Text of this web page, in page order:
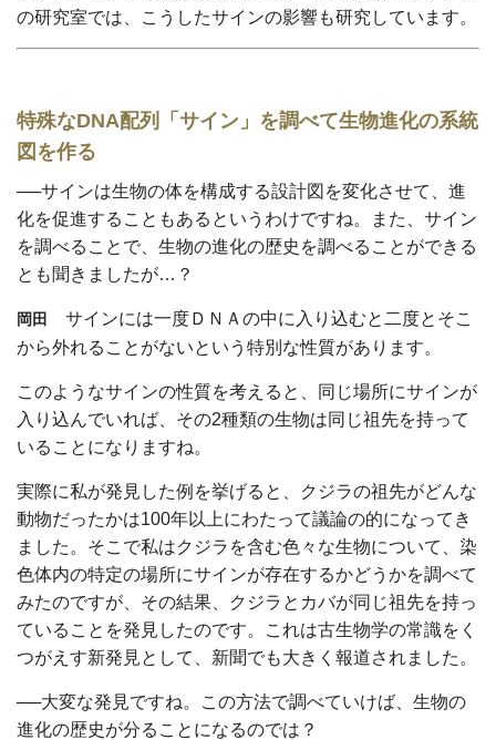
の研究室では、こうしたサインの影響も研究しています。
特殊なDNA配列「サイン」を調べて生物進化の系統
図を作る
──サインは生物の体を構成する設計図を変化させて、進
化を促進することもあるというわけですね。また、サイン
を調べることで、生物の進化の歴史を調べることができる
とも聞きましたが…？
岡田
サインには一度ＤＮＡの中に入り込むと二度とそこ
から外れることがないという特別な性質があります。
このようなサインの性質を考えると、同じ場所にサインが
入り込んでいれば、その2種類の生物は同じ祖先を持って
いることになりますね。
実際に私が発見した例を挙げると、クジラの祖先がどんな
動物だったかは100年以上にわたって議論の的になってき
ました。そこで私はクジラを含む色々な生物について、染
色体内の特定の場所にサインが存在するかどうかを調べて
みたのですが、その結果、クジラとカバが同じ祖先を持っ
ていることを発見したのです。これは古生物学の常識をく
つがえす新発見として、新聞でも大きく報道されました。
──大変な発見ですね。この方法で調べていけば、生物の
進化の歴史が分ることになるのでは？